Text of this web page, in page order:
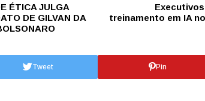
ÉTICA JULGA
DE GILVAN DA
treinamento em IA
Tweet Pin